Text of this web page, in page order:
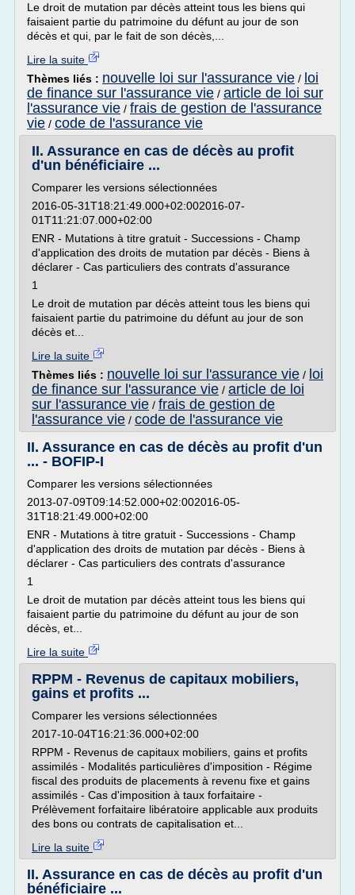
Le droit de mutation par décès atteint tous les biens qui
faisaient partie du patrimoine du défunt au jour de son
décès et qui, par le fait de son décès,...
Lire la suite
Thèmes liés : nouvelle loi sur l'assurance vie / loi
de finance sur l'assurance vie / article de loi sur
l'assurance vie / frais de gestion de l'assurance
vie / code de l'assurance vie
II. Assurance en cas de décès au profit
d'un bénéficiaire ...
Comparer les versions sélectionnées
2016-05-31T18:21:49.000+02:002016-07-
01T11:21:07.000+02:00
ENR - Mutations à titre gratuit - Successions - Champ
d'application des droits de mutation par décès - Biens à
déclarer - Cas particuliers des contrats d'assurance
1
Le droit de mutation par décès atteint tous les biens qui
faisaient partie du patrimoine du défunt au jour de son
décès et...
Lire la suite
Thèmes liés : nouvelle loi sur l'assurance vie / loi
de finance sur l'assurance vie / article de loi
sur l'assurance vie / frais de gestion de
l'assurance vie / code de l'assurance vie
II. Assurance en cas de décès au profit d'un
... - BOFIP-I
Comparer les versions sélectionnées
2013-07-09T09:14:52.000+02:002016-05-
31T18:21:49.000+02:00
ENR - Mutations à titre gratuit - Successions - Champ
d'application des droits de mutation par décès - Biens à
déclarer - Cas particuliers des contrats d'assurance
1
Le droit de mutation par décès atteint tous les biens qui
faisaient partie du patrimoine du défunt au jour de son
décès, et...
Lire la suite
RPPM - Revenus de capitaux mobiliers,
gains et profits ...
Comparer les versions sélectionnées
2017-10-04T16:21:36.000+02:00
RPPM - Revenus de capitaux mobiliers, gains et profits
assimilés - Modalités particulières d'imposition - Régime
fiscal des produits de placements à revenu fixe et gains
assimilés - Cas d'imposition à taux forfaitaire -
Prélèvement forfaitaire libératoire applicable aux produits
des bons ou contrats de capitalisation et...
Lire la suite
II. Assurance en cas de décès au profit d'un
bénéficiaire ...